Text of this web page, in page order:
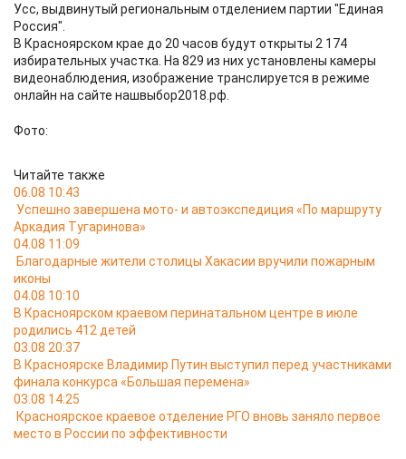
Усс, выдвинутый региональным отделением партии "Единая
Россия".
В Красноярском крае до 20 часов будут открыты 2 174
избирательных участка. На 829 из них установлены камеры
видеонаблюдения, изображение транслируется в режиме
онлайн на сайте нашвыбор2018.рф.
Фото:
Читайте также
06.08 10:43
Успешно завершена мото- и автоэкспедиция «По маршруту
Аркадия Тугаринова»
04.08 11:09
Благодарные жители столицы Хакасии вручили пожарным
иконы
04.08 10:10
В Красноярском краевом перинатальном центре в июле
родились 412 детей
03.08 20:37
В Красноярске Владимир Путин выступил перед участниками
финала конкурса «Большая перемена»
03.08 14:25
Красноярское краевое отделение РГО вновь заняло первое
место в России по эффективности